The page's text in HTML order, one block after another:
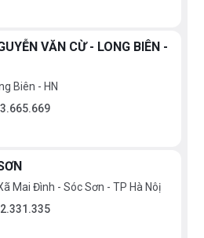
VĂN CỪ - LONG BIÊN -
Biên - HN
Mai Đình - Sóc Sơn - TP Hà Nôị